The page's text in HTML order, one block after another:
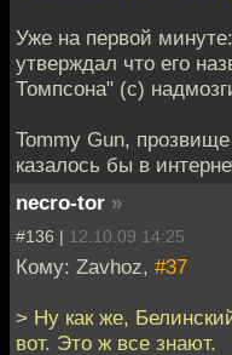
Уже на первой
утверждал что его
Томпсона" (с)
Tommy Gun,
казалось бы в
necro-tor »
#136 | 12.10.09 14:25
Кому: Zavhoz, #37
> Ну как же,
вот. Это ж все знают.